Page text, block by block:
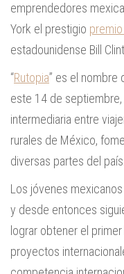
emprendedores
York el prestigio
estadounidense Bill
“Rutopia” es el nombre
este 14 de
intermediaria entre
rurales de México,
diversas partes del país.
Los jóvenes
y desde entonces
lograr obtener el
proyectos